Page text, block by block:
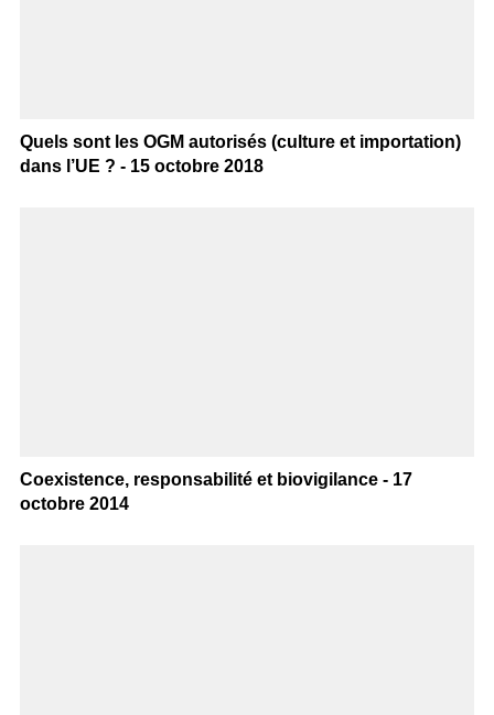
Quels sont les OGM autorisés (culture et importation)
dans l’UE ? - 15 octobre 2018
Coexistence, responsabilité et biovigilance - 17
octobre 2014